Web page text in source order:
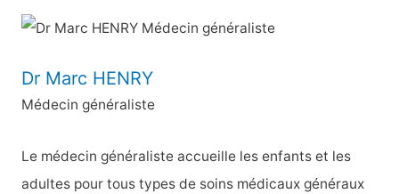
c
e
r
h
e
Dr Marc HENRY
Médecin généraliste
Le médecin généraliste accueille les enfants et les
adultes pour tous types de soins médicaux généraux